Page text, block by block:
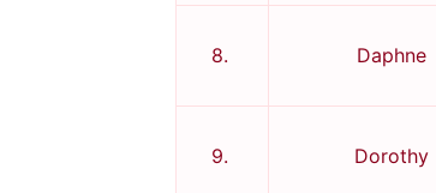
8. Daphne
9. Dorothy